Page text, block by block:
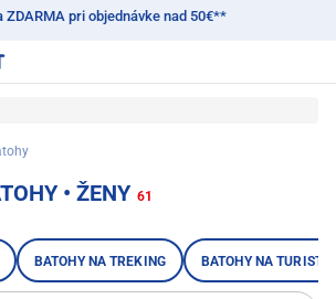
ZDARMA pri objednávke nad 50€**
• ŽENY 61
BATOHY NA TREKING BATOHY NA